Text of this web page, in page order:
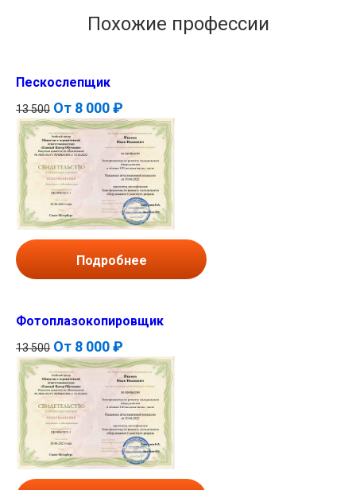
Похожие профессии
Пескослепщик
13 500 От 8 000 ₽
Подробнее
Фотоплазокопировщик
13 500 От 8 000 ₽